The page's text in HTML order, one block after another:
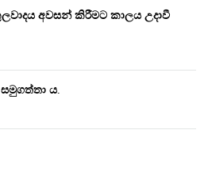
අවසන් කිරීමට කාලය උදාවී
සමුගත්තා ය.